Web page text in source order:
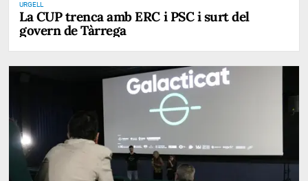
URGELL
La CUP trenca amb ERC i PSC i surt del
govern de Tàrrega